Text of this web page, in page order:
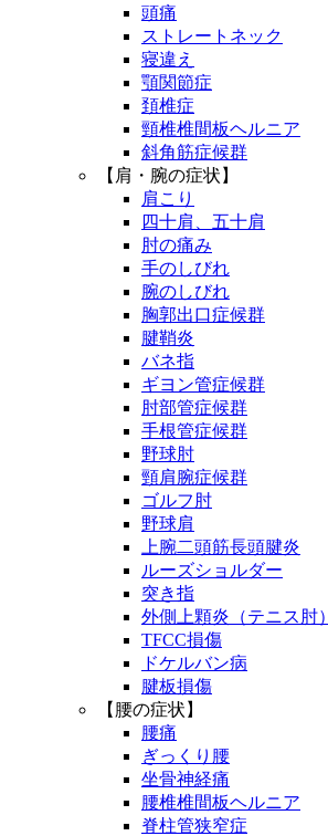
頭痛
ストレートネック
寝違え
顎関節症
頚椎症
頸椎椎間板ヘルニア
斜角筋症候群
【肩・腕の症状】
肩こり
四十肩、五十肩
肘の痛み
手のしびれ
腕のしびれ
胸郭出口症候群
腱鞘炎
バネ指
ギヨン管症候群
肘部管症候群
手根管症候群
野球肘
頸肩腕症候群
ゴルフ肘
野球肩
上腕二頭筋長頭腱炎
ルーズショルダー
突き指
外側上顆炎（テニス肘）
TFCC損傷
ドケルバン病
腱板損傷
【腰の症状】
腰痛
ぎっくり腰
坐骨神経痛
腰椎椎間板ヘルニア
脊柱管狭窄症